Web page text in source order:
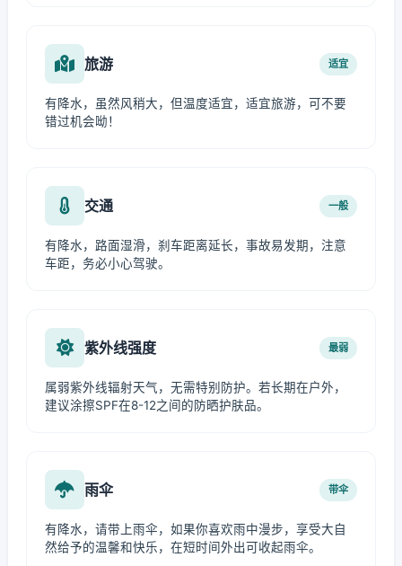
旅游 适宜
有降水，虽然风稍大，但温度适宜，适宜旅游，可不要
错过机会呦！
交通 一般
有降水，路面湿滑，刹车距离延长，事故易发期，注意
车距，务必小心驾驶。
紫外线强度 最弱
属弱紫外线辐射天气，无需特别防护。若长期在户外，
建议涂擦SPF在8-12之间的防晒护肤品。
雨伞 带伞
有降水，请带上雨伞，如果你喜欢雨中漫步，享受大自
然给予的温馨和快乐，在短时间外出可收起雨伞。